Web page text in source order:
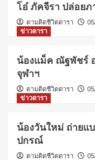
โอ๋ ภัคจีรา ปล่อยภ
ตามติดชีวิตดารา
ข่าวดารา
น้องแม็ค ณัฐพัชร์
จุฬาฯ
ตามติดชีวิตดารา
ข่าวดารา
น้องวันใหม่ ถ่ายแ
ปกรณ์
ตามติดชีวิตดารา